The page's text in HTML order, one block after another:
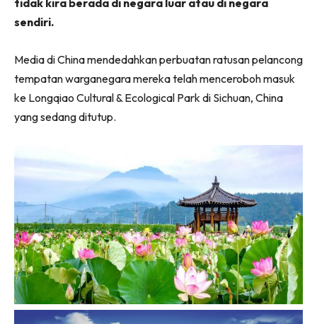
sendiri.
Media di China mendedahkan perbuatan ratusan pelancong
tempatan warganegara mereka telah menceroboh masuk
ke Longqiao Cultural & Ecological Park di Sichuan, China
yang sedang ditutup.